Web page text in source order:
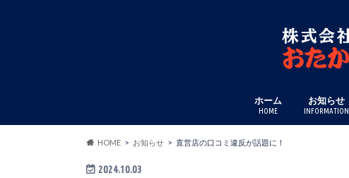
ホーム
HOME
お知らせ
INFORMATION
HOME お知らせ 直営店の口コミ違反が話題に！
2024.10.03